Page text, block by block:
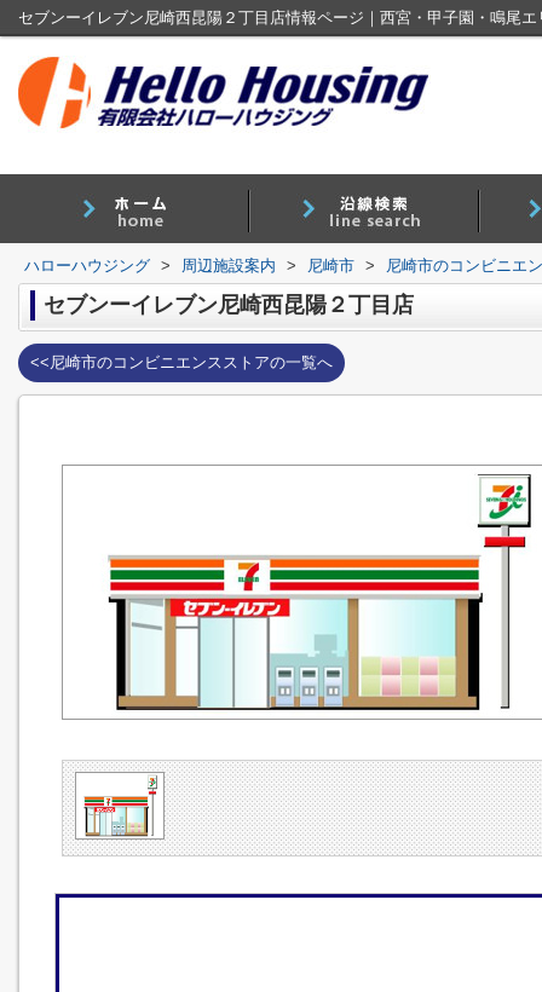
ハローハウジング > 周辺施設案内 > 尼崎市 > 尼崎市のコンビニエ
セブンーイレブン尼崎西昆陽２丁目店
<<尼崎市のコンビニエンスストアの一覧へ